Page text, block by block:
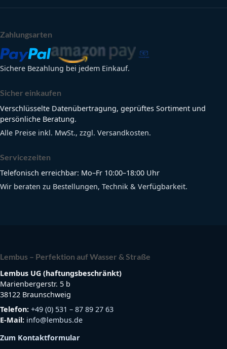
Zahlungsarten
Sichere Bezahlung bei jedem Einkauf.
Sicher einkaufen
Verschlüsselte Datenübertragung, geprüftes Sortiment und
persönliche Beratung.
Alle Preise inkl. MwSt., zzgl. Versandkosten.
Servicezeiten
Telefonisch erreichbar: Mo–Fr 10:00–18:00 Uhr
Wir beraten zu Bestellungen, Technik & Verfügbarkeit.
Lembus – Perfektion auf Wasser & Straße
Lembus UG (haftungsbeschränkt)
Marienbergerstr. 5 b
38122 Braunschweig
Telefon: +49 (0) 531 – 87 89 27 63
E-Mail: info@lembus.de
Zum Kontaktformular